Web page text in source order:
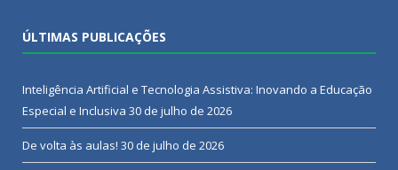
ÚLTIMAS PUBLICAÇÕES
Inteligência Artificial e Tecnologia Assistiva: Inovando a Educação
Especial e Inclusiva 30 de julho de 2026
De volta às aulas! 30 de julho de 2026